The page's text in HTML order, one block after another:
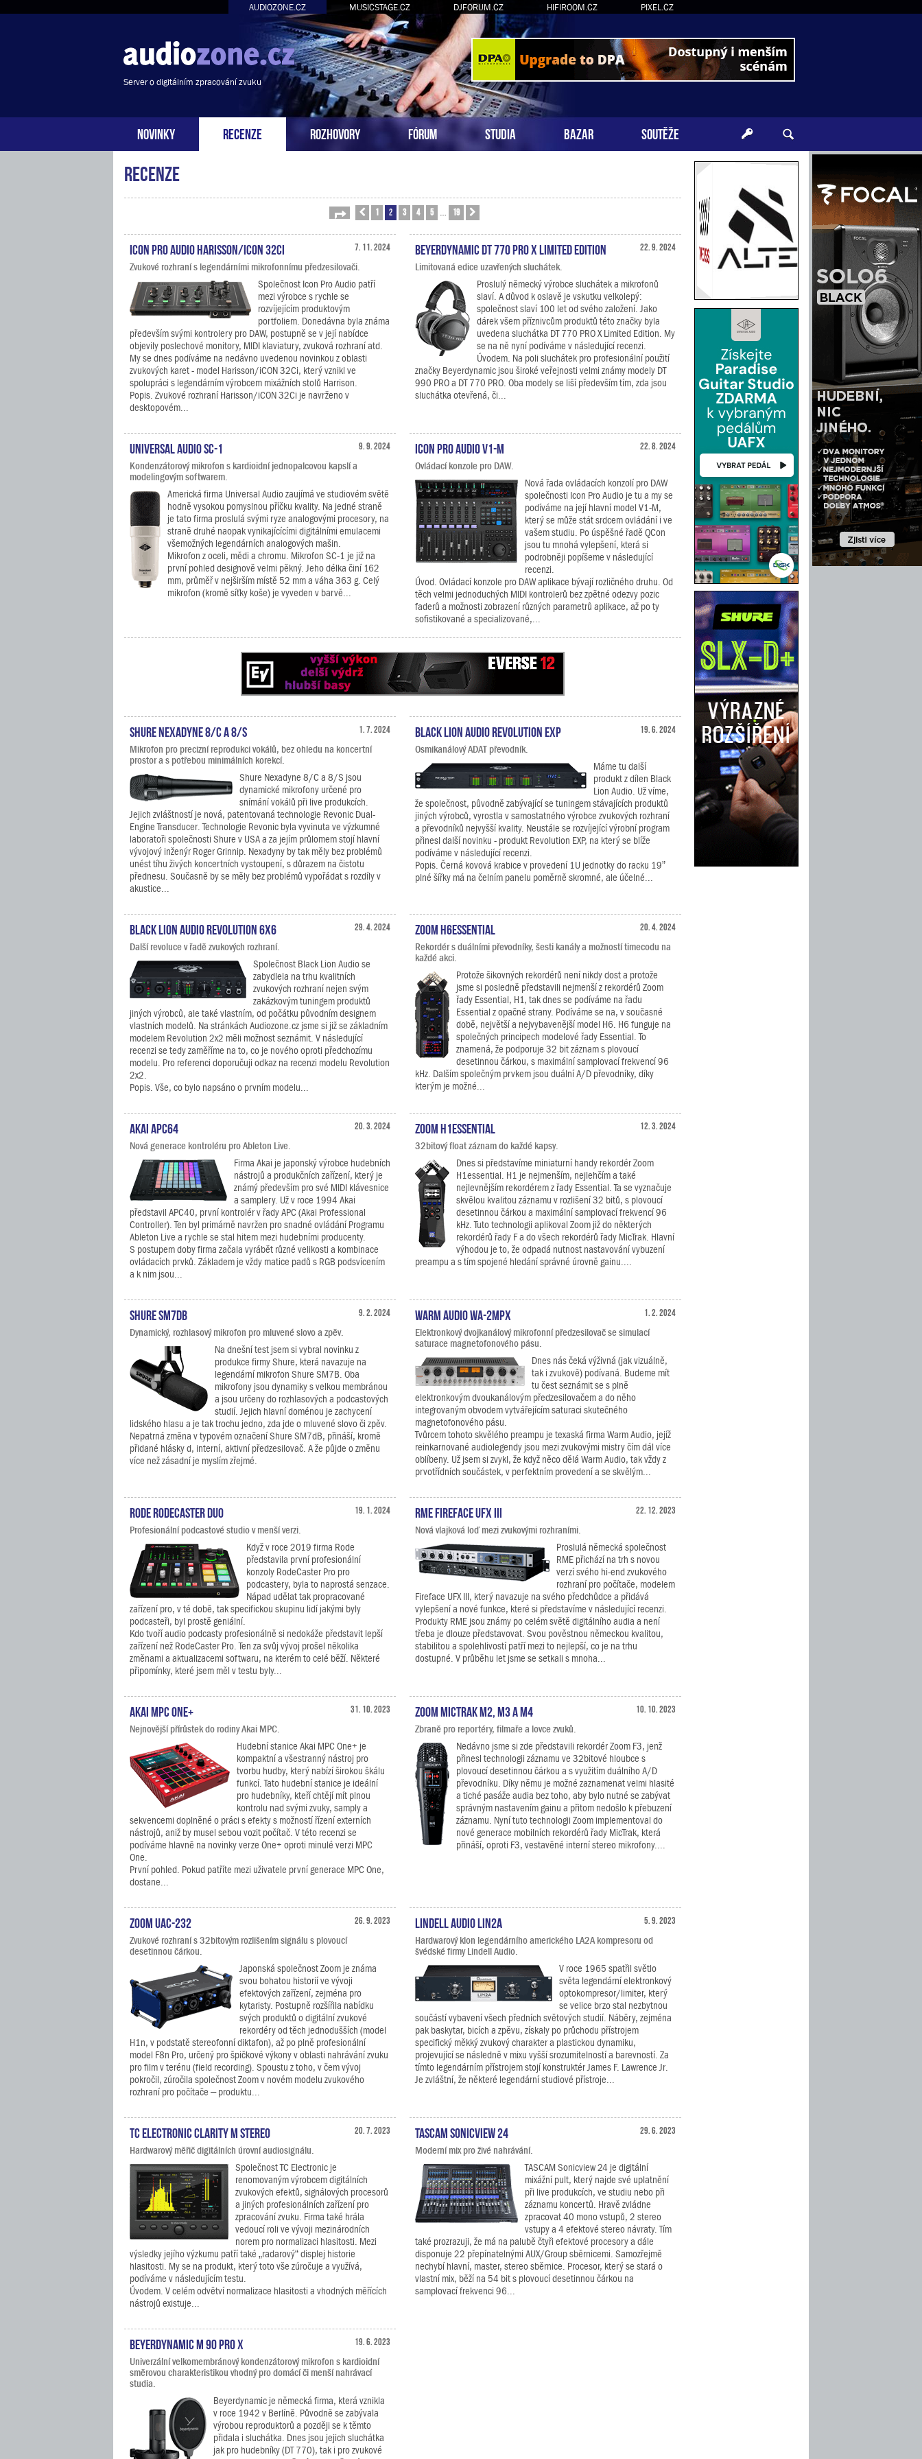
AUDIOZONE.CZ MUSICSTAGE.CZ DJFORUM.CZ HIFIROOM.CZ PIXEL.CZ
Server o digitálním zpracování zvuku
NOVINKY RECENZE ROZHOVORY FÓRUM STUDIA BAZAR SOUTĚŽE
Recenze
Stránka zPředchozí
1 2 3 4 5 19
7. 11. 2024
Icon Pro Audio Harisson/iCON 32Ci
Zvukové rozhraní s legendárními mikrofonnímu předzesilovači.
Společnost Icon Pro Audio patří
mezi výrobce s rychle se
rozvíjejícím produktovým
portfoliem. Donedávna byla známa
především svými kontrolery pro DAW, postupně se v její nabídce
objevily poslechové monitory, MIDI klaviatury, zvuková rozhraní atd.
My se dnes podíváme na nedávno uvedenou novinkou z oblasti
zvukových karet - model Harisson/iCON 32Ci, který vznikl ve
spolupráci s legendárním výrobcem mixážních stolů Harrison.
Popis. Zvukové rozhraní Harisson/iCON 32Ci je navrženo v
desktopovém...
22. 9. 2024
Beyerdynamic DT 770 PRO X Limited Edition
Limitovaná edice uzavřených sluchátek.
Proslulý německý výrobce sluchátek a mikrofonů
slaví. A důvod k oslavě je vskutku velkolepý:
společnost slaví 100 let od svého založení. Jako
dárek všem příznivcům produktů této značky byla
uvedena sluchátka DT 770 PRO X Limited Edition. My
se na ně nyní podíváme v následující recenzi.
Úvodem. Na poli sluchátek pro profesionální použití
značky Beyerdynamic jsou široké veřejnosti velmi známy modely DT
990 PRO a DT 770 PRO. Oba modely se liší především tím, zda jsou
sluchátka otevřená, či...
9. 9. 2024
Universal Audio SC-1
Kondenzátorový mikrofon s kardioidní jednopalcovou kapslí a
modelingovým softwarem.
Americká firma Universal Audio zaujímá ve studiovém světě
hodně vysokou pomyslnou příčku kvality. Na jedné straně
je tato firma proslulá svými ryze analogovými procesory, na
straně druhé naopak vynikajícícími digitálními emulacemi
všemožných legendárních analogových mašin.
Mikrofon z oceli, mědi a chromu. Mikrofon SC-1 je již na
první pohled designově velmi pěkný. Jeho délka činí 162
mm, průměř v nejširším místě 52 mm a váha 363 g. Celý
mikrofon (kromě síťky koše) je vyveden v barvě...
22. 8. 2024
Icon Pro Audio V1-M
Ovládací konzole pro DAW.
Nová řada ovládacích konzolí pro DAW
společnosti Icon Pro Audio je tu a my se
podíváme na její hlavní model V1-M,
který se může stát srdcem ovládání i ve
vašem studiu. Po úspěšné řadě QCon
jsou tu mnohá vylepšení, která si
podrobněji popíšeme v následující
recenzi.
Úvod. Ovládací konzole pro DAW aplikace bývají rozličného druhu. Od
těch velmi jednoduchých MIDI kontrolerů bez zpětné odezvy pozic
faderů a možnosti zobrazení různých parametrů aplikace, až po ty
sofistikované a specializované,...
1. 7. 2024
Shure Nexadyne 8/C a 8/S
Mikrofon pro precizní reprodukci vokálů, bez ohledu na koncertní
prostor a s potřebou minimálních korekcí.
Shure Nexadyne 8/C a 8/S jsou
dynamické mikrofony určené pro
snímání vokálů při live produkcích.
Jejich zvláštností je nová, patentovaná technologie Revonic Dual-
Engine Transducer. Technologie Revonic byla vyvinuta ve výzkumné
laboratoři společnosti Shure v USA a za jejím průlomem stojí hlavní
vývojový inženýr Roger Grinnip. Nexadyny by tak měly bez problémů
unést tíhu živých koncertních vystoupení, s důrazem na čistotu
přednesu. Současně by se měly bez problémů vypořádat s rozdíly v
akustice...
19. 6. 2024
Black Lion Audio Revolution EXP
Osmikanálový ADAT převodník.
Máme tu další
produkt z dílen Black
Lion Audio. Už víme,
že společnost, původně zabývající se tuningem stávajících produktů
jiných výrobců, vyrostla v samostatného výrobce zvukových rozhraní
a převodníků nejvyšší kvality. Neustále se rozvíjející výrobní program
přinesl další novinku - produkt Revolution EXP, na který se blíže
podíváme v následující recenzi.
Popis. Černá kovová krabice v provedení 1U jednotky do racku 19”
plné šířky má na čelním panelu poměrně skromné, ale účelné...
29. 4. 2024
Black Lion Audio Revolution 6x6
Další revoluce v řadě zvukových rozhraní.
Společnost Black Lion Audio se
zabydlela na trhu kvalitních
zvukových rozhraní nejen svým
zakázkovým tuningem produktů
jiných výrobců, ale také vlastním, od počátku původním designem
vlastních modelů. Na stránkách Audiozone.cz jsme si již se základním
modelem Revolution 2x2 měli možnost seznámit. V následující
recenzi se tedy zaměříme na to, co je nového oproti předchozímu
modelu. Pro referenci doporučuji odkaz na recenzi modelu Revolution
2x2.
Popis. Vše, co bylo napsáno o prvním modelu...
20. 4. 2024
Zoom H6essential
Rekordér s duálními převodníky, šesti kanály a možností timecodu na
každé akci.
Protože šikovných rekordérů není nikdy dost a protože
jsme si posledně představili nejmenší z rekordérů Zoom
řady Essential, H1, tak dnes se podíváme na řadu
Essential z opačné strany. Podíváme se na, v současné
době, největší a nejvybavenější model H6. H6 funguje na
společných principech modelové řady Essential. To
znamená, že podporuje 32 bit záznam s plovoucí
desetinnou čárkou, s maximální samplovací frekvencí 96
kHz. Dalším společným prvkem jsou duální A/D převodníky, díky
kterým je možné...
20. 3. 2024
Akai APC64
Nová generace kontroléru pro Ableton Live.
Firma Akai je japonský výrobce hudebních
nástrojů a produkčních zařízení, který je
známý především pro své MIDI klávesnice
a samplery. Už v roce 1994 Akai
představil APC40, první kontrolér v řady APC (Akai Professional
Controller). Ten byl primárně navržen pro snadné ovládání Programu
Ableton Live a rychle se stal hitem mezi hudebními producenty.
S postupem doby firma začala vyrábět různé velikosti a kombinace
ovládacích prvků. Základem je vždy matice padů s RGB podsvícením
a k nim jsou...
12. 3. 2024
Zoom H1essential
32bitový float záznam do každé kapsy.
Dnes si představíme miniaturní handy rekordér Zoom
H1essential. H1 je nejmenším, nejlehčím a také
nejlevnějším rekordérem z řady Essential. Ta se vyznačuje
skvělou kvalitou záznamu v rozlišení 32 bitů, s plovoucí
desetinnou čárkou a maximální samplovací frekvencí 96
kHz. Tuto technologii aplikoval Zoom již do některých
rekordérů řady F a do všech rekordérů řady MicTrak. Hlavní
výhodou je to, že odpadá nutnost nastavování vybuzení
preampu a s tím spojené hledání správné úrovně gainu....
9. 2. 2024
Shure SM7dB
Dynamický, rozhlasový mikrofon pro mluvené slovo a zpěv.
Na dnešní test jsem si vybral novinku z
produkce firmy Shure, která navazuje na
legendární mikrofon Shure SM7B. Oba
mikrofony jsou dynamiky s velkou membránou
a jsou určeny do rozhlasových a podcastových
studií. Jejich hlavní doménou je zachycení
lidského hlasu a je tak trochu jedno, zda jde o mluvené slovo či zpěv.
Nepatrná změna v typovém označení Shure SM7dB, přináší, kromě
přidané hlásky d, interní, aktivní předzesilovač. A že půjde o změnu
více než zásadní je myslím zřejmé.
1. 2. 2024
Warm Audio WA-2MPX
Elektronkový dvojkanálový mikrofonní předzesilovač se simulací
saturace magnetofonového pásu.
Dnes nás čeká výživná (jak vizuálně,
tak i zvukově) podívaná. Budeme mít
tu čest seznámit se s plně
elektronkovým dvoukanálovým předzesilovačem a do něho
integrovaným obvodem vytvářejícím saturaci skutečného
magnetofonového pásu.
Tvůrcem tohoto skvělého preampu je texaská firma Warm Audio, jejíž
reinkarnované audiolegendy jsou mezi zvukovými mistry čím dál více
oblíbeny. Už jsem si zvykl, že když něco dělá Warm Audio, tak vždy z
prvotřídních součástek, v perfektním provedení a se skvělým...
19. 1. 2024
RODE RodeCaster Duo
Profesionální podcastové studio v menší verzi.
Když v roce 2019 firma Rode
představila první profesionální
konzoly RodeCaster Pro pro
podcastery, byla to naprostá senzace.
Nápad udělat tak propracované
zařízení pro, v té době, tak specifickou skupinu lidí jakými byly
podcasteři, byl prostě geniální.
Kdo tvoří audio podcasty profesionálně si nedokáže představit lepší
zařízení než RodeCaster Pro. Ten za svůj vývoj prošel několika
změnami a aktualizacemi softwaru, na kterém to celé běží. Některé
připomínky, které jsem měl v testu byly...
22. 12. 2023
RME Fireface UFX III
Nová vlajková loď mezi zvukovými rozhraními.
Proslulá německá společnost
RME přichází na trh s novou
verzí svého hi-end zvukového
rozhraní pro počítače, modelem
Fireface UFX III, který navazuje na svého předchůdce a přidává
vylepšení a nové funkce, které si představíme v následující recenzi.
Produkty RME jsou známy po celém světě digitálního audia a není
třeba je dlouze představovat. Svou pověstnou německou kvalitou,
stabilitou a spolehlivostí patří mezi to nejlepší, co je na trhu
dostupné. V průběhu let jsme se setkali s mnoha...
31. 10. 2023
Akai MPC One+
Nejnovější přírůstek do rodiny Akai MPC.
Hudební stanice Akai MPC One+ je
kompaktní a všestranný nástroj pro
tvorbu hudby, který nabízí širokou škálu
funkcí. Tato hudební stanice je ideální
pro hudebníky, kteří chtějí mít plnou
kontrolu nad svými zvuky, samply a
sekvencemi doplněné o práci s efekty s možností řízení externích
nástrojů, aniž by musel sebou vozit počítač. V této recenzi se
podíváme hlavně na novinky verze One+ oproti minulé verzi MPC
One.
První pohled. Pokud patříte mezi uživatele první generace MPC One,
dostane...
10. 10. 2023
Zoom MicTrak M2, M3 a M4
Zbraně pro reportéry, filmaře a lovce zvuků.
Nedávno jsme si zde představili rekordér Zoom F3, jenž
přinesl technologii záznamu ve 32bitové hloubce s
plovoucí desetinnou čárkou a s využitím duálního A/D
převodníku. Díky němu je možné zaznamenat velmi hlasité
a tiché pasáže audia bez toho, aby bylo nutné se zabývat
správným nastavením gainu a přitom nedošlo k přebuzení
záznamu. Nyní tuto technologii Zoom implementoval do
nové generace mobilních rekordérů řady MicTrak, která
přináší, oproti F3, vestavěné interní stereo mikrofony....
26. 9. 2023
Zoom UAC-232
Zvukové rozhraní s 32bitovým rozlišením signálu s plovoucí
desetinnou čárkou.
Japonská společnost Zoom je známa
svou bohatou historií ve vývoji
efektových zařízení, zejména pro
kytaristy. Postupně rozšířila nabídku
svých produktů o digitální zvukové
rekordéry od těch jednodušších (model
H1n, v podstatě stereofonní diktafon), až po plně profesionální
model F8n Pro, určený pro špičkové výkony v oblasti nahrávání zvuku
pro film v terénu (field recording). Spoustu z toho, v čem vývoj
pokročil, zúročila společnost Zoom v novém modelu zvukového
rozhraní pro počítače – produktu...
5. 9. 2023
Lindell Audio LiN2A
Hardwarový klon legendárního amerického LA2A kompresoru od
švédské firmy Lindell Audio.
V roce 1965 spatřil světlo
světa legendární elektronkový
optokompresor/limiter, který
se velice brzo stal nezbytnou
součástí vybavení všech předních světových studií. Náběry, zejména
pak baskytar, bicích a zpěvu, získaly po průchodu přístrojem
specifický měkký zvukový charakter a plastickou dynamiku,
projevující se následně v mixu vyšší srozumitelností a barevností. Za
tímto legendárním přístrojem stojí konstruktér James F. Lawrence Jr.
Je zvláštní, že některé legendární studiové přístroje...
20. 7. 2023
TC Electronic Clarity M Stereo
Hardwarový měřič digitálních úrovní audiosignálu.
Společnost TC Electronic je
renomovaným výrobcem digitálních
zvukových efektů, signálových procesorů
a jiných profesionálních zařízení pro
zpracování zvuku. Firma také hrála
vedoucí roli ve vývoji mezinárodních
norem pro normalizaci hlasitosti. Mezi
výsledky jejího výzkumu patří také „radarový“ displej historie
hlasitosti. My se na produkt, který toto vše zúročuje a využívá,
podíváme v následujícím testu.
Úvodem. V celém odvětví normalizace hlasitosti a vhodných měřících
nástrojů existuje...
29. 6. 2023
TASCAM Sonicview 24
Moderní mix pro živé nahrávání.
TASCAM Sonicview 24 je digitální
mixážní pult, který najde své uplatnění
při live produkcích, ve studiu nebo při
záznamu koncertů. Hravě zvládne
zpracovat 40 mono vstupů, 2 stereo
vstupy a 4 efektové stereo návraty. Tím
také prozrazuji, že má na palubě čtyři efektové procesory a dále
disponuje 22 přepínatelnými AUX/Group sběrnicemi. Samozřejmě
nechybí hlavní, master, stereo sběrnice. Procesor, který se stará o
vlastní mix, běží na 54 bit s plovoucí desetinnou čárkou na
samplovací frekvenci 96...
19. 6. 2023
Beyerdynamic M 90 Pro X
Univerzální velkomembránový kondenzátorový mikrofon s kardioidní
směrovou charakteristikou vhodný pro domácí či menší nahrávací
studia.
Beyerdynamic je německá firma, která vznikla
v roce 1942 v Berlíně. Původně se zabývala
výrobou reproduktorů a později se k těmto
přidala i sluchátka. Dnes jsou jejich sluchátka
jak pro hudebníky (DT 770), tak i pro zvukové